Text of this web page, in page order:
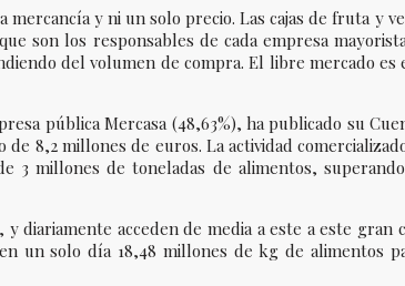
y ni un solo precio. Las cajas de fruta y
son los responsables de cada empresa
del volumen de compra. El libre mercado es
pública Mercasa (48,63%), ha publicado su
8,2 millones de euros. La actividad
3 millones de toneladas de alimentos,
diariamente acceden de media a este a este gran
un solo día 18,48 millones de kg de alimentos